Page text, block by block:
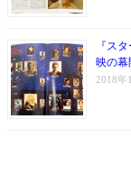
『ス
映の幕
2018年